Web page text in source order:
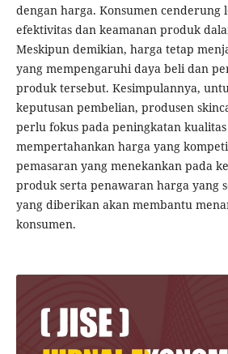
dengan harga. Konsumen
efektivitas dan keamanan produk
Meskipun demikian, harga tetap
yang mempengaruhi daya beli dan
produk tersebut. Kesimpulannya,
keputusan pembelian, produsen
perlu fokus pada peningkatan
mempertahankan harga yang
pemasaran yang menekankan pada
produk serta penawaran harga yang
yang diberikan akan membantu
konsumen.